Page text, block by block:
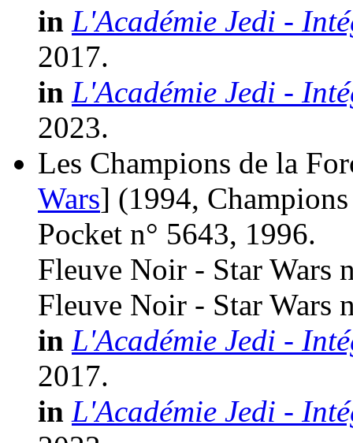
in L'Académie Jedi -
2017.
in L'Académie Jedi -
2023.
Les Champions de la
Wars] (1994,
Pocket n° 5643, 1996.
Fleuve Noir - Star Wars
Fleuve Noir - Star Wars
in L'Académie Jedi -
2017.
in L'Académie Jedi -